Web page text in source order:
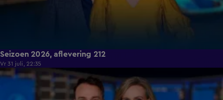
Seizoen 2026, aflevering 212
Vr 31 juli, 22:35
19:16